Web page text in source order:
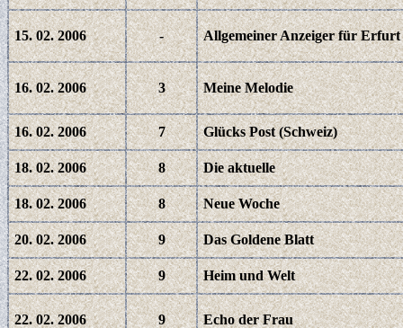
15. 02. 2006 - Allgemeiner Anzeiger für Erfurt
16. 02. 2006 3 Meine Melodie
16. 02. 2006 7 Glücks Post (Schweiz)
18. 02. 2006 8 Die aktuelle
18. 02. 2006 8 Neue Woche
20. 02. 2006 9 Das Goldene Blatt
22. 02. 2006 9 Heim und Welt
22. 02. 2006 9 Echo der Frau